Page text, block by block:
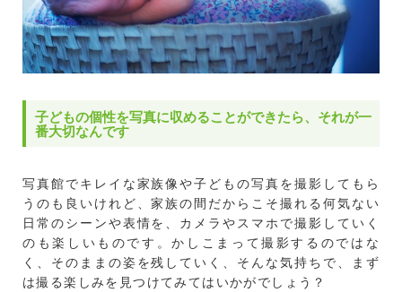
子どもの個性を写真に収めることができたら、それが一
番大切なんです
写真館でキレイな家族像や子どもの写真を撮影してもら
うのも良いけれど、家族の間だからこそ撮れる何気ない
日常のシーンや表情を、カメラやスマホで撮影していく
のも楽しいものです。かしこまって撮影するのではな
く、そのままの姿を残していく、そんな気持ちで、まず
は撮る楽しみを見つけてみてはいかがでしょう？